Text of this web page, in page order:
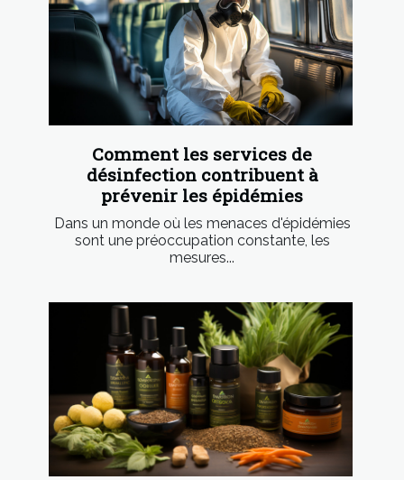
Comment les services de
désinfection contribuent à
prévenir les épidémies
Dans un monde où les menaces d'épidémies
sont une préoccupation constante, les
mesures...